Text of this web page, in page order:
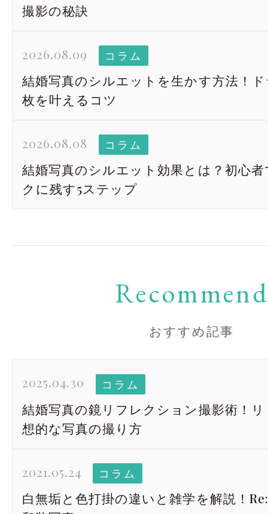
撮影の秘訣
2026.08.09 コラム
結婚写真のシルエットを生かす方法！
枚を叶えるコツ
2026.08.08 コラム
結婚写真のシルエット効果とは？初心
クに残す5ステップ
Recommend
おすすめ記事
2025.04.30 コラム
結婚写真の鏡リフレクション撮影術！
想的な写真の撮り方
2021.05.24 コラム
白無垢と色打掛の違いと雑学を解説！